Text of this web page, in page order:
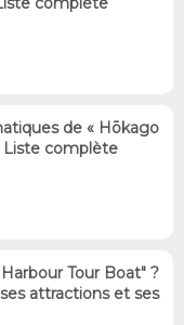
de « Hōkago
Liste complète
Tour Boat" ?
attractions et ses